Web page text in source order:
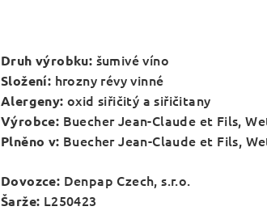
Druh výrobku: šumivé víno
Složení: hrozny révy vinné
Alergeny: oxid siřičitý a siřičitany
Výrobce: Buecher Jean-Claude et Fils,
Plněno v: Buecher Jean-Claude et Fils,
Dovozce: Denpap Czech, s.r.o.
Šarže: L250423